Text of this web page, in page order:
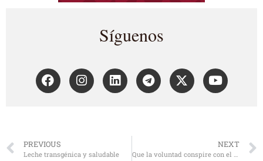
Síguenos
PREVIOUS
Leche transgénica y saludable
NEXT